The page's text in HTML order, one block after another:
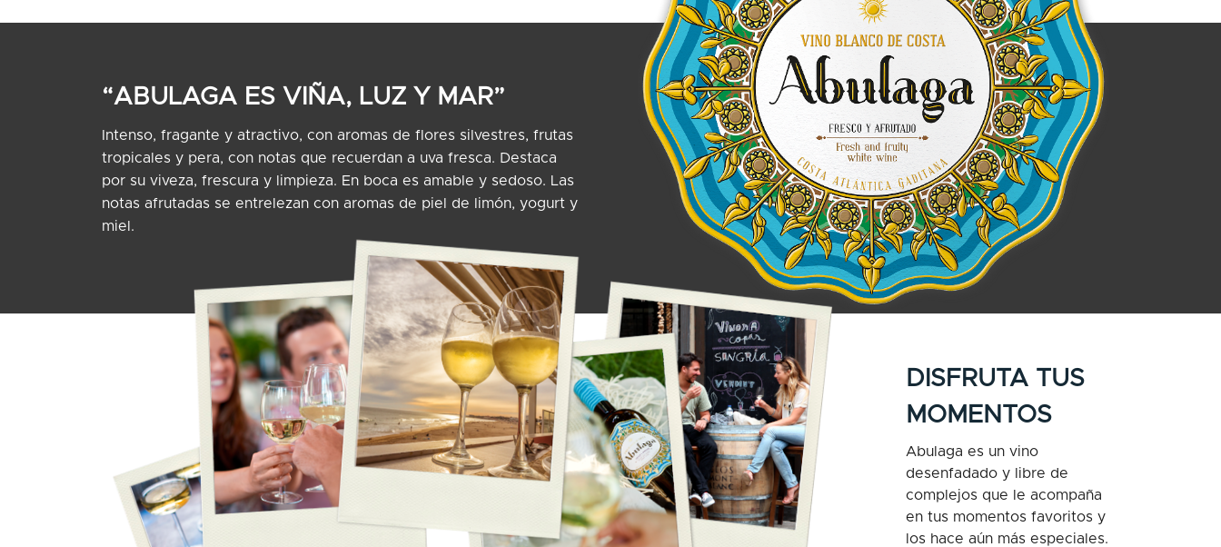
“ABULAGA ES VIÑA, LUZ Y MAR”
Intenso, fragante y atractivo, con aromas de flores silvestres, frutas
tropicales y pera, con notas que recuerdan a uva fresca. Destaca
por su viveza, frescura y limpieza. En boca es amable y sedoso. Las
notas afrutadas se entrelezan con aromas de piel de limón, yogurt y
miel.
DISFRUTA TUS
MOMENTOS
Abulaga es un vino
desenfadado y libre de
complejos que le acompaña
en tus momentos favoritos y
los hace aún más especiales.